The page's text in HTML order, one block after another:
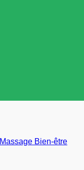
Massage Bien-être